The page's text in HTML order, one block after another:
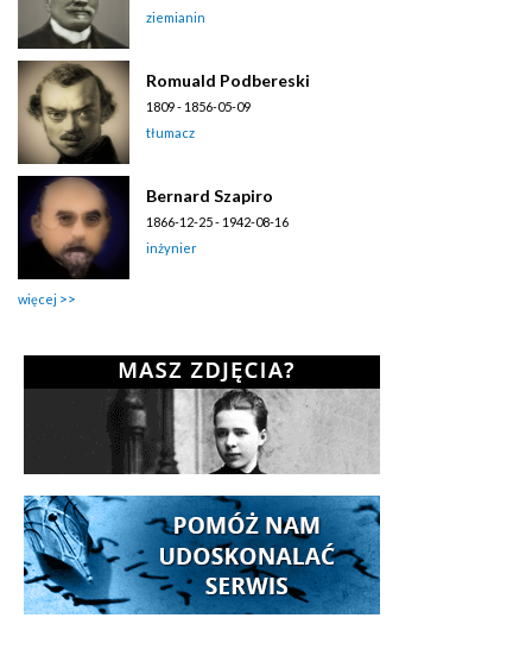
ziemianin
Romuald Podbereski
1809 - 1856-05-09
tłumacz
Bernard Szapiro
1866-12-25 - 1942-08-16
inżynier
więcej